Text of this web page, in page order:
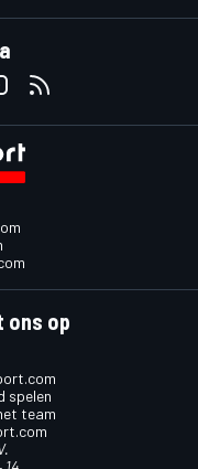
ons op
spelen
team